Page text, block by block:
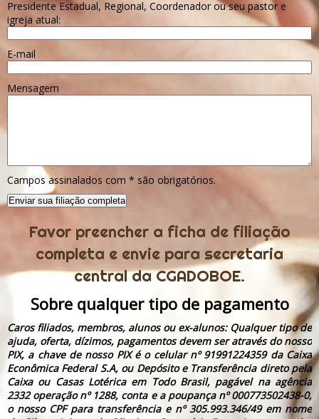
Presidente Estadual, Regional, Coordenador ou seu pastor e
igreja atual:
E-mail
Mensagem
Campos assinalados com * são obrigatórios.
Favor preencher a ficha de filiação
completa e envie para secretaria
central da CGADOBOE.
Sobre qualquer tipo de pagamento
Caros filiados, membros, alunos ou ex-alunos: Qualquer tipo de
ajuda, oferta, dízimos, pagamentos devem ser através do nosso
PIX, a chave de nosso PIX é o celular nº 91991224359 da Caixa
Econômica Federal S.A, ou Depósito e Transferência direto pela
Caixa ou Casas Lotérica em Todo Brasil, pagável na agência
2332 operação nº 1288, conta e a poupança nº 000773502438-0,
o nosso CPF para transferência e nº 305.993.346/49 em nome